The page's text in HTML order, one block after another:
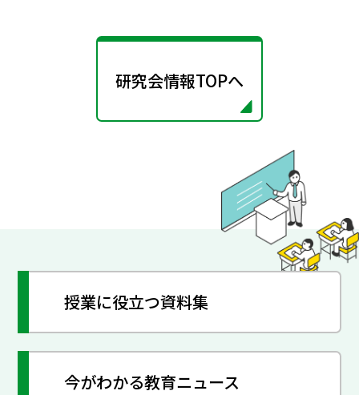
研究会情報TOPへ
授業に役立つ資料集
今がわかる教育ニュース